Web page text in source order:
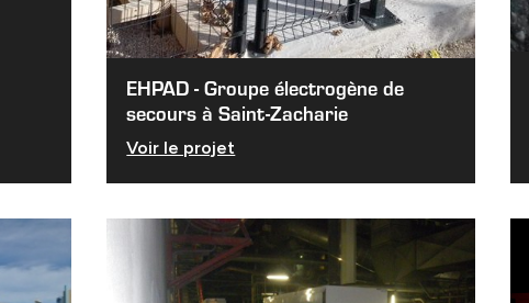
EHPAD - Groupe électrogène de
secours à Saint-Zacharie
Voir le projet